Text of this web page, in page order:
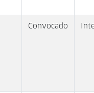
Convocado